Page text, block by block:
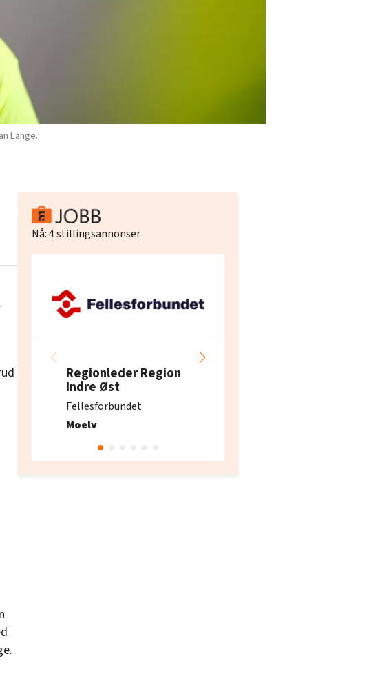
Lange.
Nå:4stillingsannonser
Regionleder Region
Indre Øst
Fellesforbundet
Moelv